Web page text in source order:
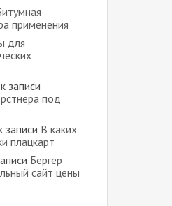
применения
для
к записи
под
записи В каких
плацкарт
Бергер
сайт цены